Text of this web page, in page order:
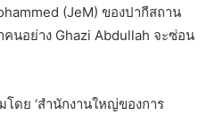
(JeM) ของปากีสถาน
นอย่าง Ghazi Abdullah จะซ่อน
ดย ‘สำนักงานใหญ่ของการ